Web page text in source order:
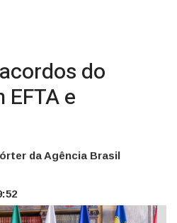
do
e
da Agência Brasil